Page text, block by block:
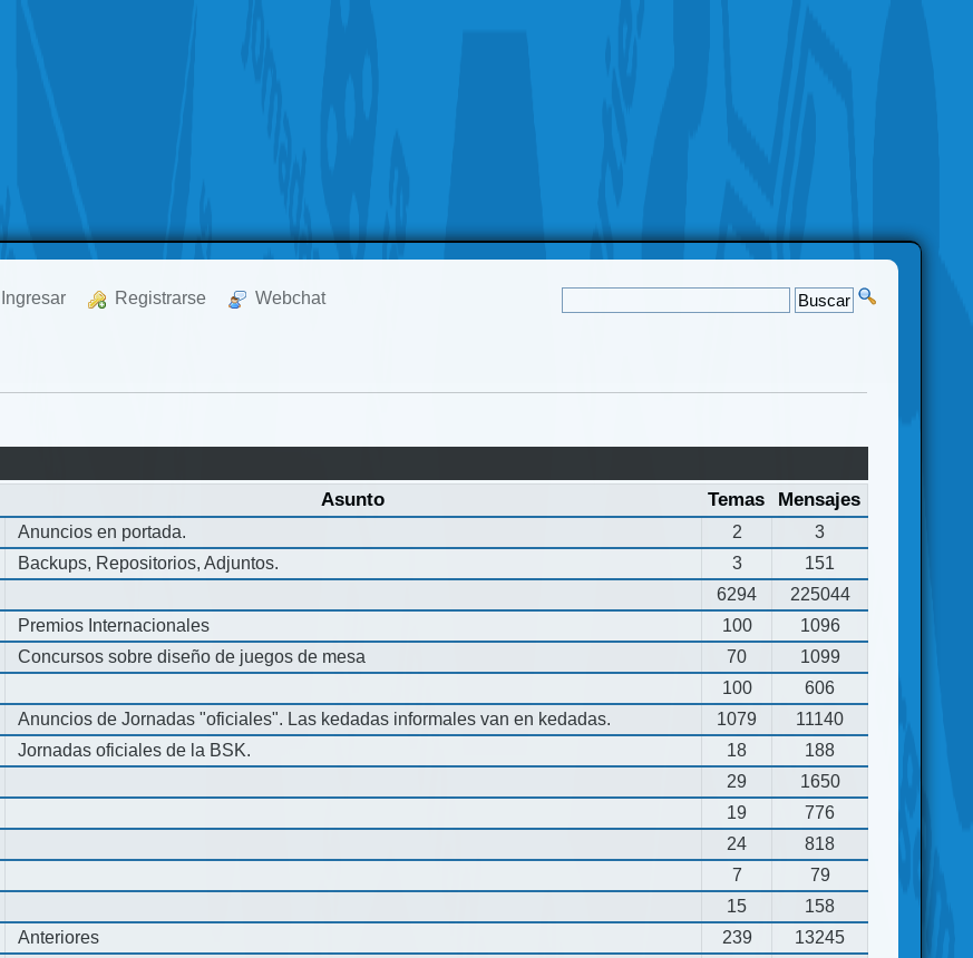
Ingresar Registrarse Webchat
Asunto Temas Mensajes
Anuncios en portada. 2
3
Backups, Repositorios, Adjuntos. 3
151
6294
225044
Premios Internacionales 100
1096
Concursos sobre diseño de juegos de mesa 70
1099
100
606
Anuncios de Jornadas "oficiales". Las kedadas informales van en kedadas. 1079
11140
Jornadas oficiales de la BSK. 18
188
29
1650
19
776
24
818
7
79
15
158
Anteriores 239
13245